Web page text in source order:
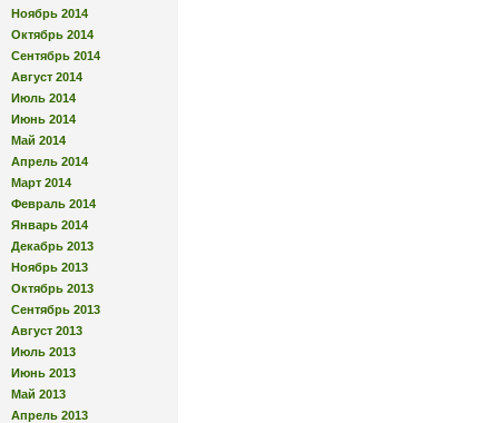
Ноябрь 2014
Октябрь 2014
Сентябрь 2014
Август 2014
Июль 2014
Июнь 2014
Май 2014
Апрель 2014
Март 2014
Февраль 2014
Январь 2014
Декабрь 2013
Ноябрь 2013
Октябрь 2013
Сентябрь 2013
Август 2013
Июль 2013
Июнь 2013
Май 2013
Апрель 2013